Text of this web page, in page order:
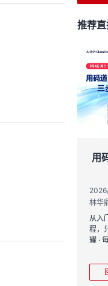
推荐
用
林华
从入
程，
耀 ·